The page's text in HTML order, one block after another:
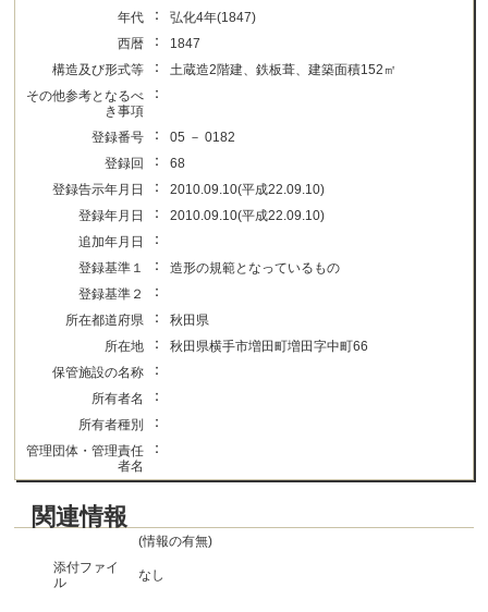
年代
：
弘化4年(1847)
西暦
：
1847
構造及び形式等
：
土蔵造2階建、鉄板葺、建築面積152㎡
その他参考となるべ
き事項
：
登録番号 ：
05 － 0182
登録回
：
68
登録告示年月日
：
2010.09.10(平成22.09.10)
登録年月日
：
2010.09.10(平成22.09.10)
追加年月日
：
登録基準１ ：
造形の規範となっているもの
登録基準２
：
所在都道府県 ：
秋田県
所在地
：
秋田県横手市増田町増田字中町66
保管施設の名称
：
所有者名 ：
所有者種別 ：
管理団体・管理責任
者名
：
関連情報
(情報の有無)
添付ファイ
ル
なし